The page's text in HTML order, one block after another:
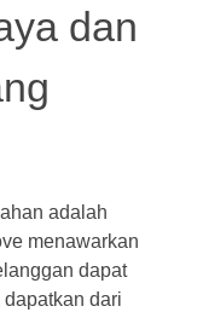
dan
adalah
menawarkan
dapat
dari